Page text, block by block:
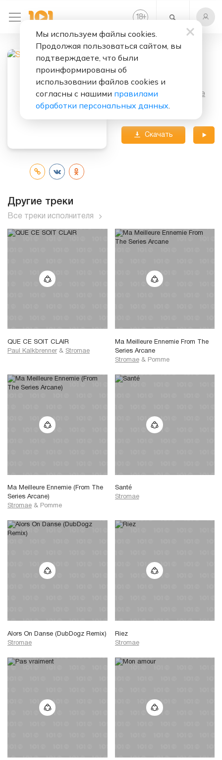
18+
Слушать бесплатно
La solassitude
Исполнитель: Stromae
Скачать
Другие треки
Все треки исполнителя
QUE CE SOIT CLAIR
Paul Kalkbrenner & Stromae
Ma Meilleure Ennemie From The
Series Arcane
Stromae & Pomme
Ma Meilleure Ennemie (From The
Series Arcane)
Stromae & Pomme
Santé
Stromae
Alors On Danse (DubDogz Remix)
Stromae
Riez
Stromae
Мы используем файлы cookies.
Продолжая пользоваться сайтом, вы
подтверждаете, что были
проинформированы об
использовании файлов cookies и
согласны с нашими правилами
обработки персональных данных.